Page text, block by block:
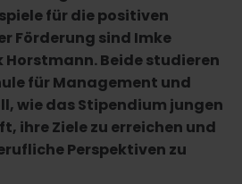
für die positiven
Förderung sind Imke
Horstmann. Beide studieren
für Management und
wie das Stipendium jungen
ihre Ziele zu erreichen und
Perspektiven zu